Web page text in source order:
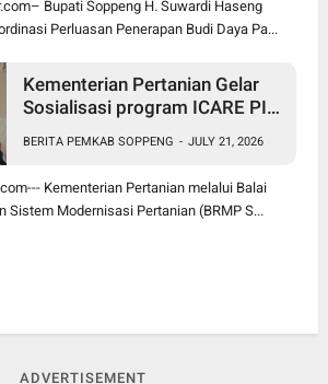
Bupati Soppeng H. Suwardi Haseng
Perluasan Penerapan Budi Daya Pa...
Kementerian Pertanian Gelar
Sosialisasi program ICARE PIU
BERITA PEMKAB SOPPENG - JULY 21, 2026
Kementerian Pertanian melalui Balai
Sistem Modernisasi Pertanian (BRMP S...
ADVERTISEMENT